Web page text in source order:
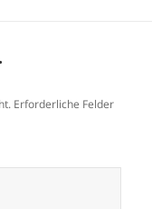
Erforderliche Felder